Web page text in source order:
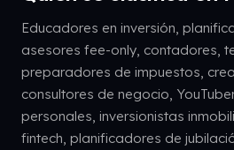
Educadores en inversión,
asesores fee-only, contadores,
preparadores de impuestos,
consultores de negocio,
personales, inversionistas
fintech, planificadores de